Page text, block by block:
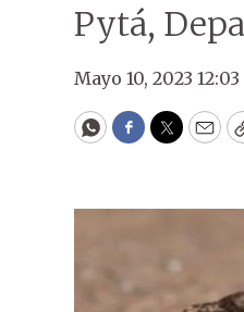
Pytá,
Mayo 10, 2023
WhatsApp
Facebook
Twitter